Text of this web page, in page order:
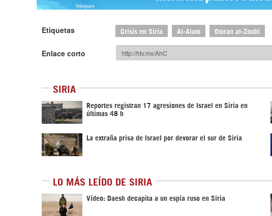
Etiquetas Crisis en Siria Al-Alam Omran al-Zoubi
Enlace corto
SIRIA
Reportes registran 17 agresiones de Israel en Siria en
últimas 48 h
La extraña prisa de Israel por devorar el sur de Siria
LO MÁS LEÍDO DE SIRIA
Vídeo: Daesh decapita a un espía ruso en Siria